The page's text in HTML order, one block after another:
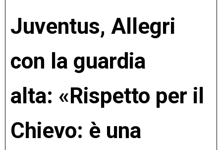
Juventus, Allegri
con la guardia
alta: «Rispetto per il
Chievo: è una